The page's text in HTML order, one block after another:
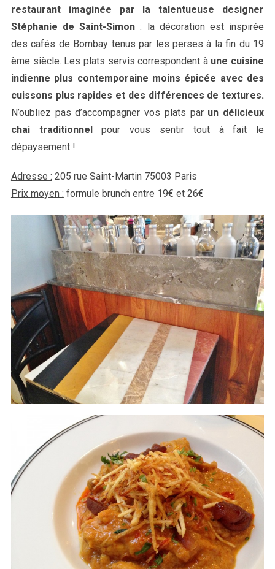
restaurant imaginée par la talentueuse designer
Stéphanie de Saint-Simon : la décoration est inspirée
des cafés de Bombay tenus par les perses à la fin du 19
ème siècle. Les plats servis correspondent à une cuisine
indienne plus contemporaine moins épicée avec des
cuissons plus rapides et des différences de textures.
N’oubliez pas d’accompagner vos plats parun délicieux
chai traditionnelpour vous sentir tout à fait le
dépaysement !
Adresse : 205 rue Saint-Martin 75003 Paris
Prix moyen : formule brunch entre 19€ et 26€